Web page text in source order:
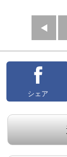
へ
シェア